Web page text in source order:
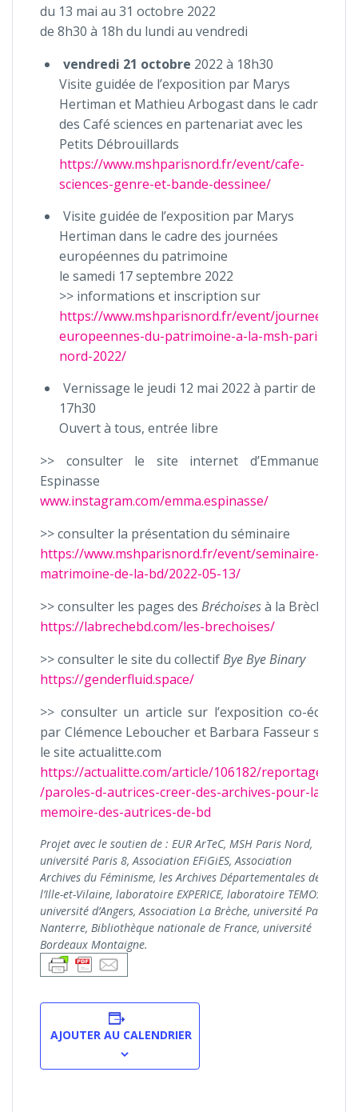
du 13 mai au 31 octobre 2022
de 8h30 à 18h du lundi au vendredi
vendredi 21 octobre 2022 à 18h30
Visite guidée de l’exposition par Marys
Hertiman et Mathieu Arbogast dans le cadre
des Café sciences en partenariat avec les
Petits Débrouillards
https://www.mshparisnord.fr/event/cafe-
sciences-genre-et-bande-dessinee/
Visite guidée de l’exposition par Marys
Hertiman dans le cadre des journées
européennes du patrimoine
le samedi 17 septembre 2022
>> informations et inscription sur
https://www.mshparisnord.fr/event/journees-
europeennes-du-patrimoine-a-la-msh-paris-
nord-2022/
Vernissage le jeudi 12 mai 2022 à partir de
17h30
Ouvert à tous, entrée libre
>> consulter le site internet d’Emmanuelle
Espinasse
www.instagram.com/emma.espinasse/
>> consulter la présentation du séminaire
https://www.mshparisnord.fr/event/seminaire-
matrimoine-de-la-bd/2022-05-13/
>> consulter les pages des Bréchoisesà la Brèche
https://labrechebd.com/les-brechoises/
>> consulter le site du collectifBye Bye Binary
https://genderfluid.space/
>> consulter un article sur l’exposition co-écrit
par Clémence Leboucher et Barbara Fasseur sur
le site actualitte.com
https://actualitte.com/article/106182/reportages
/paroles-d-autrices-creer-des-archives-pour-la-
memoire-des-autrices-de-bd
Projet avec le soutien de : EUR ArTeC, MSH Paris Nord,
université Paris 8, Association EFiGiES, Association
Archives du Féminisme, les Archives Départementales de
l’Ille-et-Vilaine, laboratoire EXPERICE, laboratoire TEMOS,
université d’Angers, Association La Brèche, université Paris
Nanterre, Bibliothèque nationale de France, université
Bordeaux Montaigne.
AJOUTER AU CALENDRIER